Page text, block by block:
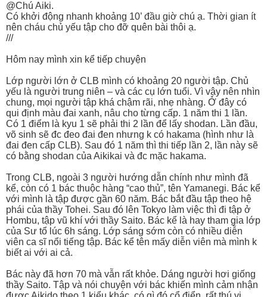
@Chú Aiki.
Có khởi động nhanh khoảng 10’ đầu giờ chú ạ. Thời gian ít
nên cháu chủ yếu tập cho đỡ quên bài thôi ạ.
///
Hôm nay mình xin kể tiếp chuyện
Lớp người lớn ở CLB mình có khoảng 20 người tập. Chủ
yếu là người trung niên – và các cụ lớn tuổi. Vì vậy nên nhìn
chung, mọi người tập khá chậm rãi, nhẹ nhàng. Ở đây có
qui định màu đai xanh, nâu cho từng cấp. 1 năm thi 1 lần.
Có 1 điểm là kyu 1 sẽ phải thi 2 lần để lấy shodan. Lần đầu,
võ sinh sẽ đc đeo đai đen nhưng k có hakama (hình như là
đai đen cấp CLB). Sau đó 1 năm thì thi tiếp lần 2, lần này sẽ
có bằng shodan của Aikikai và đc mặc hakama.
Trong CLB, ngoài 3 người hướng dẫn chính như mình đã
kể, còn có 1 bác thuộc hàng “cao thủ”, tên Yamanegi. Bác kể
với mình là tập được gần 60 năm. Bác bắt đầu tập theo hệ
phái của thầy Tohei. Sau đó lên Tokyo làm việc thì đi tập ở
Hombu, tập vũ khí với thầy Saito. Bác kể là hay tham gia lớp
của Sư tổ lúc 6h sáng. Lớp sáng sớm còn có nhiều diễn
viên ca sĩ nổi tiếng tập. Bác kể tên mấy diễn viên mà mình k
biết ai với ai cả.
Bác này đã hơn 70 mà vẫn rất khỏe. Dáng người hơi giống
thầy Saito. Tập và nói chuyện với bác khiến mình cảm nhận